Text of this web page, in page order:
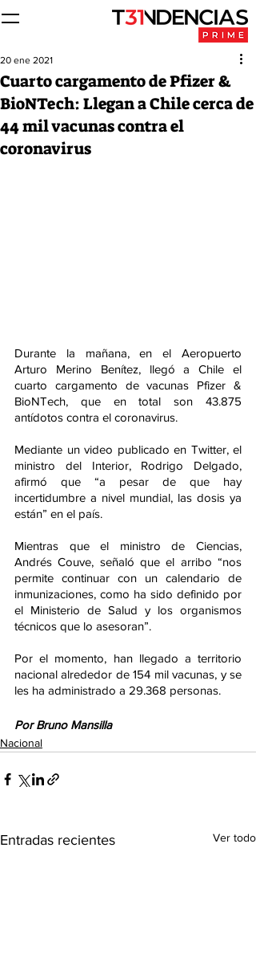
Cuarto cargamento de Pfizer &
BioNTech: Llegan a Chile cerca de
44 mil vacunas contra el
coronavirus
20 ene 2021
Durante la mañana, en el Aeropuerto
Arturo Merino Benítez, llegó a Chile el
cuarto cargamento de vacunas Pfizer &
BioNTech, que en total son 43.875
antídotos contra el coronavirus.
Mediante un video publicado en Twitter, el
ministro del Interior, Rodrigo Delgado,
afirmó que “a pesar de que hay
incertidumbre a nivel mundial, las dosis ya
están” en el país.
Mientras que el ministro de Ciencias,
Andrés Couve, señaló que el arribo “nos
permite continuar con un calendario de
inmunizaciones, como ha sido definido por
el Ministerio de Salud y los organismos
técnicos que lo asesoran”.
Por el momento, han llegado a territorio
nacional alrededor de 154 mil vacunas, y se
les ha administrado a 29.368 personas.
Por Bruno Mansilla
Nacional
Entradas recientes Ver todo